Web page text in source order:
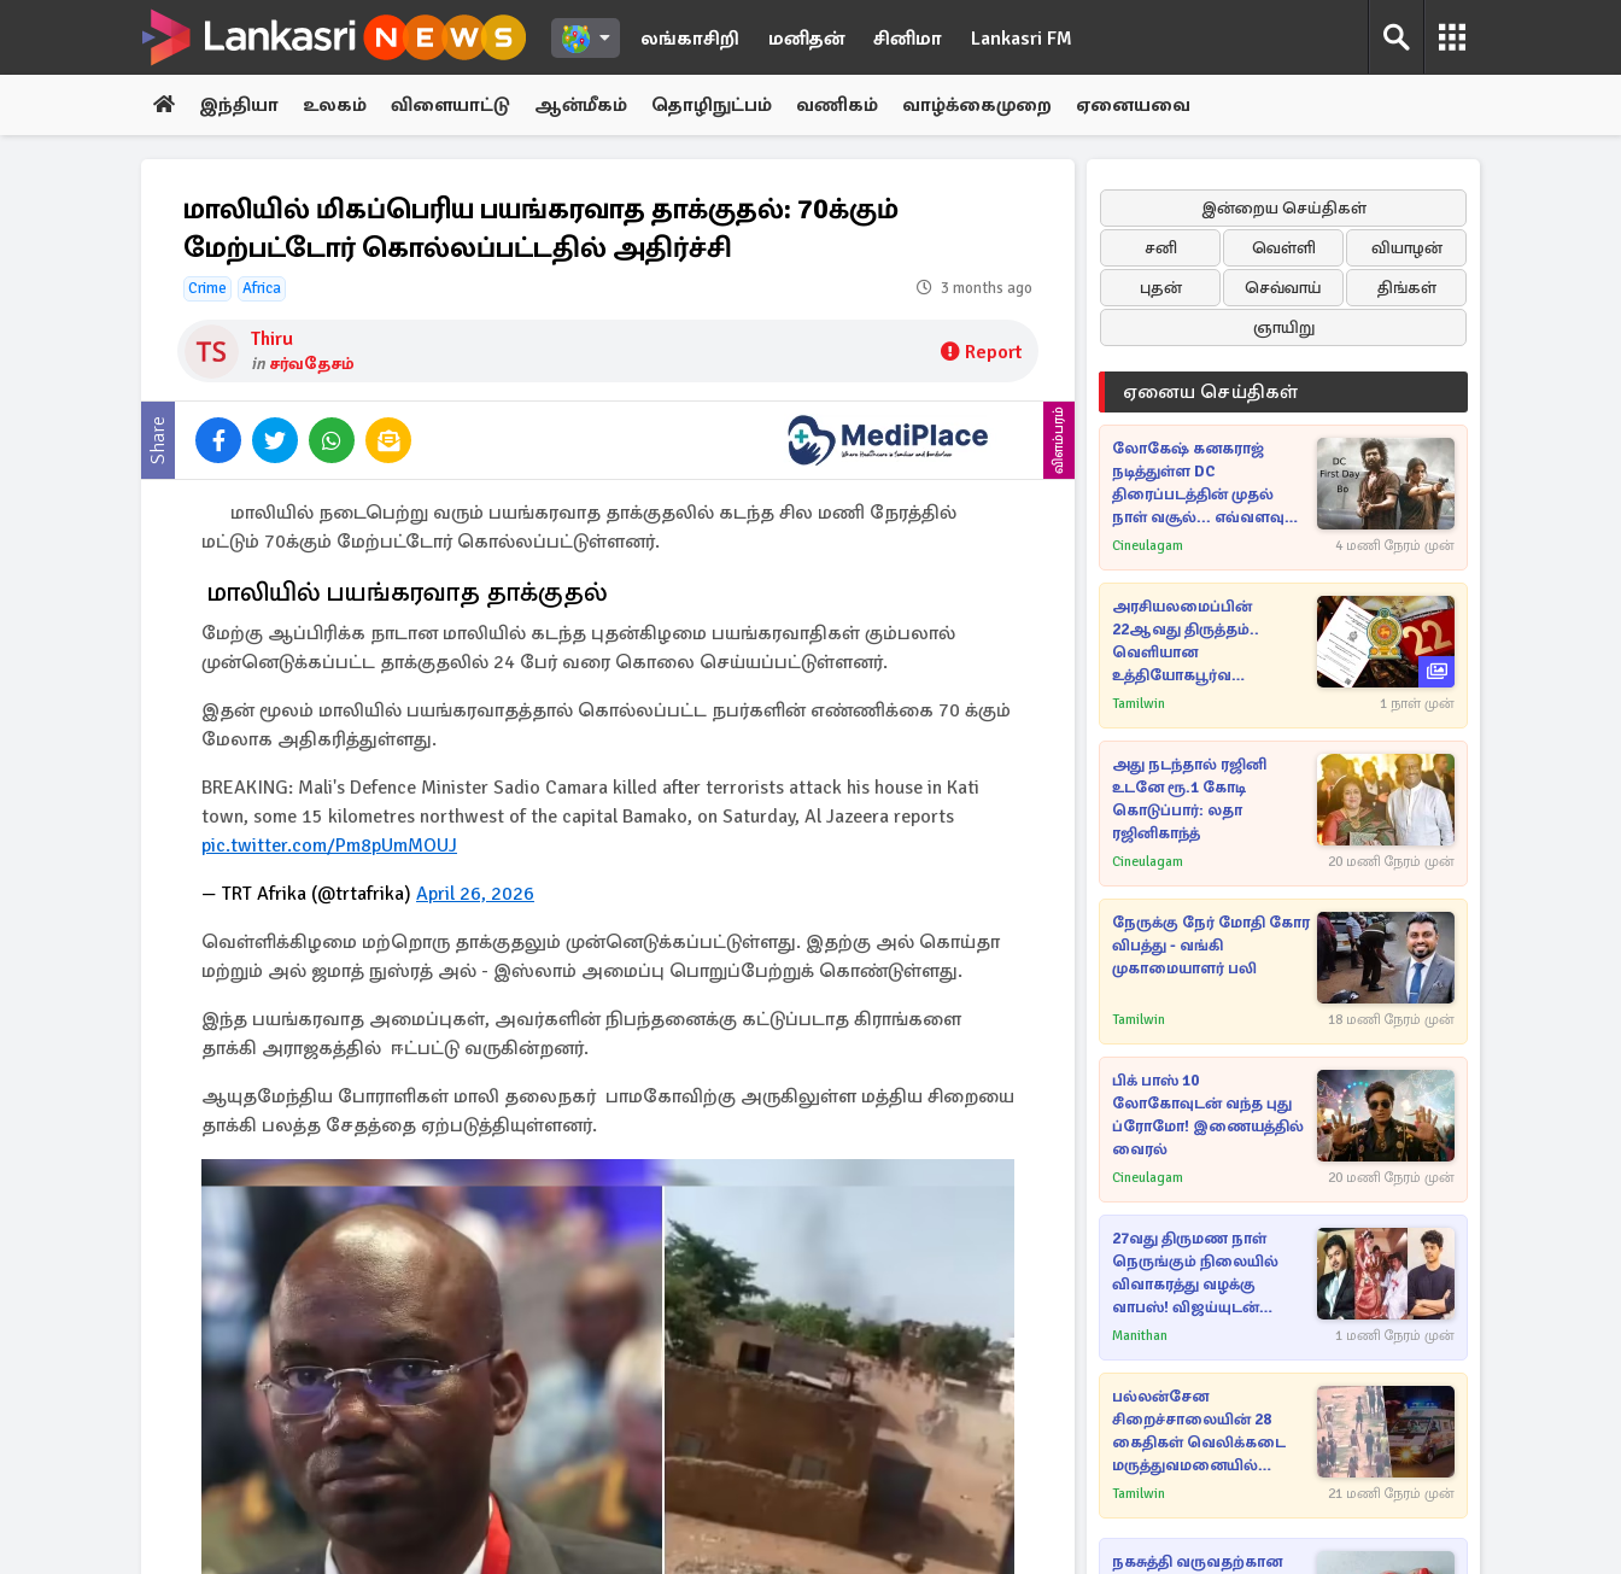
லங்காசிறி மனிதன் சினிமா Lankasri FM
இந்தியா உலகம் விளையாட்டு ஆன்மீகம் தொழிநுட்பம் வணிகம் வாழ்க்கைமுறை ஏனையவை
மாலியில் மிகப்பெரிய பயங்கரவாத தாக்குதல்: 70க்கும்
மேற்பட்டோர் கொல்லப்பட்டதில் அதிர்ச்சி
Crime Africa 3 months ago
Thiru
in சர்வதேசம் Report
Share விளம்பரம்
மாலியில் நடைபெற்று வரும் பயங்கரவாத தாக்குதலில் கடந்த சில மணி நேரத்தில்
மட்டும் 70க்கும் மேற்பட்டோர் கொல்லப்பட்டுள்ளனர்.
மாலியில் பயங்கரவாத தாக்குதல்
மேற்கு ஆப்பிரிக்க நாடான மாலியில் கடந்த புதன்கிழமை பயங்கரவாதிகள் கும்பலால்
முன்னெடுக்கப்பட்ட தாக்குதலில் 24 பேர் வரை கொலை செய்யப்பட்டுள்ளனர்.
இதன் மூலம் மாலியில் பயங்கரவாதத்தால் கொல்லப்பட்ட நபர்களின் எண்ணிக்கை 70 க்கும்
மேலாக அதிகரித்துள்ளது.
BREAKING: Mali's Defence Minister Sadio Camara killed after terrorists attack his house in Kati
town, some 15 kilometres northwest of the capital Bamako, on Saturday, Al Jazeera reports
pic.twitter.com/Pm8pUmMOUJ
— TRT Afrika (@trtafrika) April 26, 2026
வெள்ளிக்கிழமை மற்றொரு தாக்குதலும் முன்னெடுக்கப்பட்டுள்ளது. இதற்கு அல் கொய்தா
மற்றும் அல் ஜமாத் நுஸ்ரத் அல் - இஸ்லாம் அமைப்பு பொறுப்பேற்றுக் கொண்டுள்ளது.
இந்த பயங்கரவாத அமைப்புகள், அவர்களின் நிபந்தனைக்கு கட்டுப்படாத கிராங்களை
தாக்கி அராஜகத்தில் ஈட்பட்டு வருகின்றனர்.
ஆயுதமேந்திய போராளிகள் மாலி தலைநகர் பாமகோவிற்கு அருகிலுள்ள மத்திய சிறையை
தாக்கி பலத்த சேதத்தை ஏற்படுத்தியுள்ளனர்.
இன்றைய செய்திகள்
சனி
வெள்ளி
வியாழன்
புதன்
செவ்வாய்
திங்கள்
ஞாயிறு
ஏனைய செய்திகள்
லோகேஷ் கனகராஜ்
நடித்துள்ள DC
திரைப்படத்தின் முதல்
நாள் வசூல்... எவ்வளவு
தெரியுமா?
Cineulagam 4 மணி நேரம் முன்
அரசியலமைப்பின்
22ஆவது திருத்தம்..
வெளியான
உத்தியோகபூர்வ
அறிவிப்பு!
Tamilwin 1 நாள் முன்
அது நடந்தால் ரஜினி
உடனே ரூ.1 கோடி
கொடுப்பார்: லதா
ரஜினிகாந்த்
Cineulagam 20 மணி நேரம் முன்
நேருக்கு நேர் மோதி கோர
விபத்து - வங்கி
முகாமையாளர் பலி
Tamilwin 18 மணி நேரம் முன்
பிக் பாஸ் 10
லோகோவுடன் வந்த புது
ப்ரோமோ! இணையத்தில்
வைரல்
Cineulagam 20 மணி நேரம் முன்
27வது திருமண நாள்
நெருங்கும் நிலையில்
விவாகரத்து வழக்கு
வாபஸ்! விஜய்யுடன்
மீண்டும் இணைவாரா?
Manithan 1 மணி நேரம் முன்
பல்லன்சேன
சிறைச்சாலையின் 28
கைதிகள் வெலிக்கடை
மருத்துவமனையில்
அனுமதி
Tamilwin 21 மணி நேரம் முன்
நகசுத்தி வருவதற்கான